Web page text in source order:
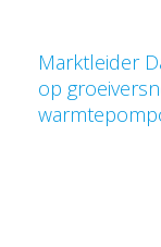
Marktleider
op